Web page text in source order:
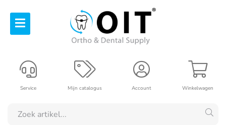
Winkelwagen
Account
Mijn catalogus
Service